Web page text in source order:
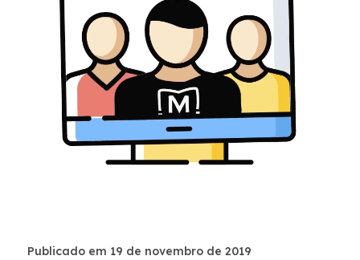
Publicado em 19 de novembro de 2019